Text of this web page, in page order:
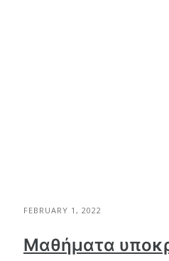
FEBRUARY 1, 2022
Μαθήματα